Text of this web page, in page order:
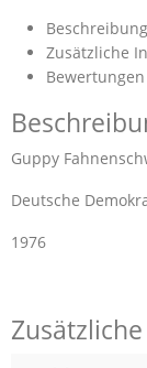
Beschreibung
Zusätzliche
Bewertungen
Guppy
Deutsche
1976